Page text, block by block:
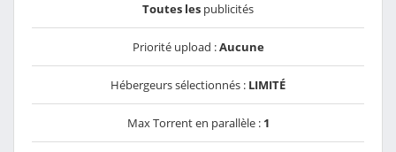
Toutes les publicités
Priorité upload :Aucune
Hébergeurs sélectionnés : LIMITÉ
Max Torrent en parallèle : 1